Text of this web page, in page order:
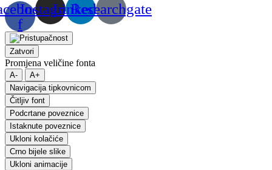
f
InstagramLinkedin
Researchgate
Zatvori
Promjena veličine fonta
A-
A+
Navigacija tipkovnicom
Čitljiv font
Podcrtane poveznice
Istaknute poveznice
Ukloni kolačiće
Crno bijele slike
Ukloni animacije